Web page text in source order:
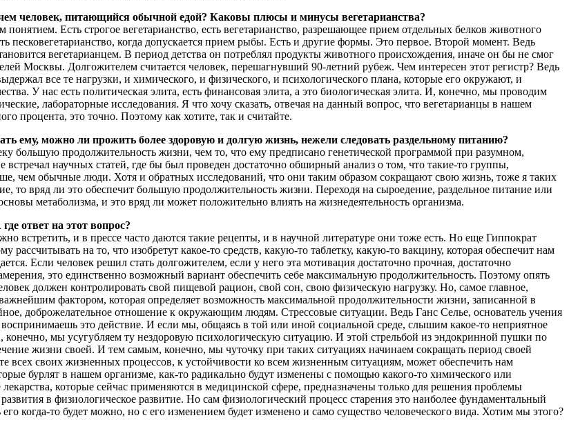
человек, питающийся обычной едой? Каковы плюсы и минусы вегетарианства?
понятием. Есть строгое вегетарианство, есть вегетарианство, разрешающее прием отдельных белков животного
песковегетарианство, когда допускается прием рыбы. Есть и другие формы. Это первое. Второй момент. Ведь
вегетарианцем. В период детства он потреблял продукты животного происхождения, иначе он бы не смог
Москвы. Долгожителем считается человек, перешагнувший 90-летний рубеж. Чем интересен этот регистр? Ведь
все те нагрузки, и химического, и физического, и психологического плана, которые его окружают, и
У нас есть политическая элита, есть финансовая элита, а это биологическая элита. И, конечно, мы проводим
лабораторные исследования. Я что хочу сказать, отвечая на данный вопрос, что вегетарианцы в нашем
процента, это точно. Поэтому как хотите, так и считайте.
ему, можно ли прожить более здоровую и долгую жизнь, нежели следовать раздельному питанию?
большую продолжительность жизни, чем то, что ему предписано генетической программой при разумном,
научных статей, где бы был проведен достаточно обширный анализ о том, что такие-то группы,
чем обычные люди. Хотя и обратных исследований, что они таким образом сокращают свою жизнь, тоже я таких
то вряд ли это обеспечит большую продолжительность жизни. Переходя на сыроедение, раздельное питание или
метаболизма, и это вряд ли может положительно влиять на жизнедеятельность организма.
ответ на этот вопрос?
встретить, и в прессе часто даются такие рецепты, и в научной литературе они тоже есть. Но еще Гиппократ
на то, что изобретут какое-то средств, какую-то таблетку, какую-то вакцину, которая обеспечит нам
Если человек решил стать долгожителем, если у него эта мотивация достаточно прочная, достаточно
это единственно возможный вариант обеспечить себе максимальную продолжительность. Поэтому опять
должен контролировать свой пищевой рацион, свой сон, свою физическую нагрузку. Но, самое главное,
фактором, которая определяет возможность максимальной продолжительности жизни, записанной в
доброжелательное отношение к окружающим людям. Стрессовые ситуации. Ведь Ганс Селье, основатель учения
воспринимаешь это действие. И если мы, общаясь в той или иной социальной среде, слышим какое-то неприятное
конечно, мы усугубляем ту нездоровую психологическую ситуацию. И этой стрельбой из эндокринной пушки по
жизни своей. И тем самым, конечно, мы чуточку при таких ситуациях начинаем сокращать период своей
всех своих жизненных процессов, к устойчивости ко всем жизненным ситуациям, может обеспечить нам
бурлят в нашем организме, как-то радикально будут изменены с помощью какого-то химического или
которые сейчас применяются в медицинской сфере, предназначены только для решения проблемы
в физиологическое развитие. Но сам физиологический процесс старения это наиболее фундаментальный
когда-то будет можно, но с его изменением будет изменено и само существо человеческого вида. Хотим мы этого?